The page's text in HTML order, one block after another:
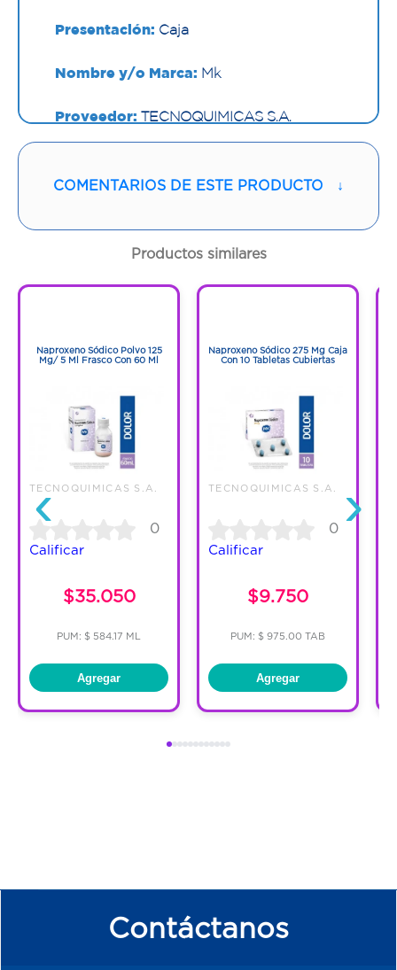
Presentación: Caja
Nombre y/o Marca: Mk
Proveedor: TECNOQUIMICAS S.A.
10 Tabletas
Código:1268243
COMENTARIOS DE ESTE PRODUCTO ↓
Productos similares
‹
Naproxeno Sódico Polvo 125
Mg/ 5 Ml Frasco Con 60 Ml
TECNOQUIMICAS S.A.
0
Calificar
$35.050
PUM: $ 584.17 ML
Agregar
Naproxeno Sódico 275 Mg Caja
Con 10 Tabletas Cubiertas
TECNOQUIMICAS S.A.
0
Calificar
$9.750
PUM: $ 975.00 TAB
Agregar
›
Contáctanos